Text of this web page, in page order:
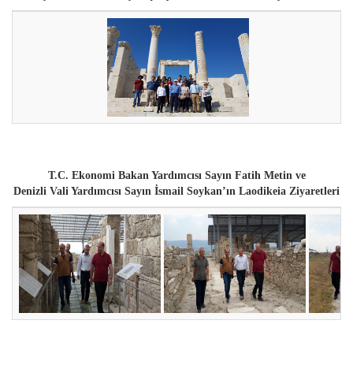
T.C. Ekonomi Bakan Yardımcısı Sayın Fatih Metin ve
Denizli Vali Yardımcısı Sayın İsmail Soykan’ın Laodikeia Ziyaretleri